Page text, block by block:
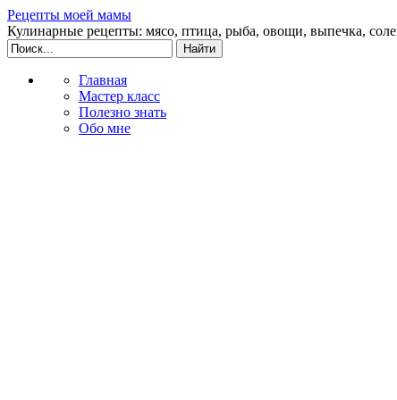
Рецепты моей мамы
Кулинарные рецепты: мясо, птица, рыба, овощи, выпечка,
Главная
Мастер класс
Полезно знать
Обо мне